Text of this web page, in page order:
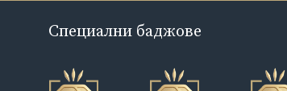
Специални баджове